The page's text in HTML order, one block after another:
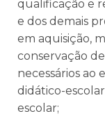
qualificação e
e dos demais
em aquisição,
conservação
necessários ao
didático-
escolar;